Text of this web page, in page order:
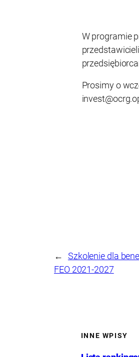
W programie
Prosimy o
←
Szkolenie dla
FEO 2021-2027
INNE WPISY